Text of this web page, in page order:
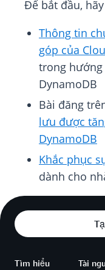
Để bắt đầu,
Thông tin
góp của
trong
DynamoDB
Bài đăng
lưu được
DynamoDB
Khắc phục
dành cho
Tìm hiểu Tài